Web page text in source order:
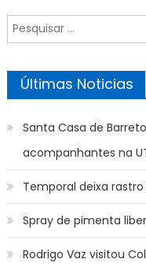
Pesquisar
por:
Últimas Noticias
Santa Casa de
acompanhantes na
Temporal deixa
Spray de pimenta
Rodrigo Vaz visitou